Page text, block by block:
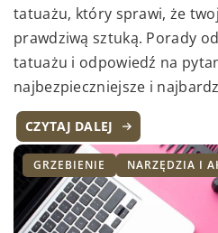
tatuażu, który sprawi, że
prawdziwą sztuką. Porady
tatuażu i odpowiedź na
najbezpieczniejsze i
CZYTAJ DALEJ
GRZEBIENIE NARZĘDZIA I